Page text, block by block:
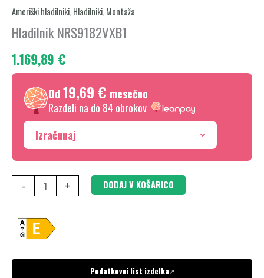
Ameriški hladilniki, Hladilniki, Montaža
Hladilnik NRS9182VXB1
1.169,89 €
Od 19,69 € mesečno
Razdeli na do 84 obrokov
Izračunaj
-
NRS9182VXB1
količina
+ DODAJ V KOŠARICO
Podatkovni list izdelka↗